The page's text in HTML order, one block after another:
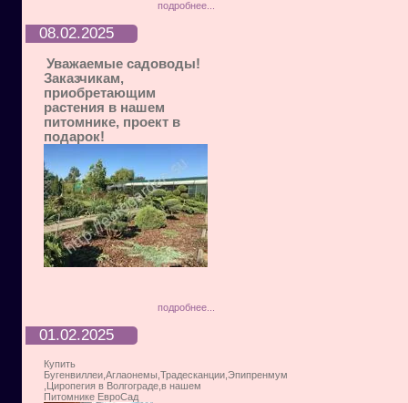
подробнее...
08.02.2025
Уважаемые садоводы!
Заказчикам,
приобретающим
растения в нашем
питомнике, проект в
подарок!
подробнее...
01.02.2025
Купить
Бугенвиллеи,Аглаонемы,Традесканции,Эпипренмум
,Циропегия в Волгограде,в нашем
Питомнике ЕвроСад